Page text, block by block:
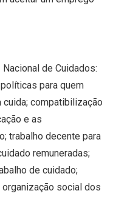
de Cuidados:
para quem
compatibilização
e as
trabalho decente para
remuneradas;
de cuidado;
social dos